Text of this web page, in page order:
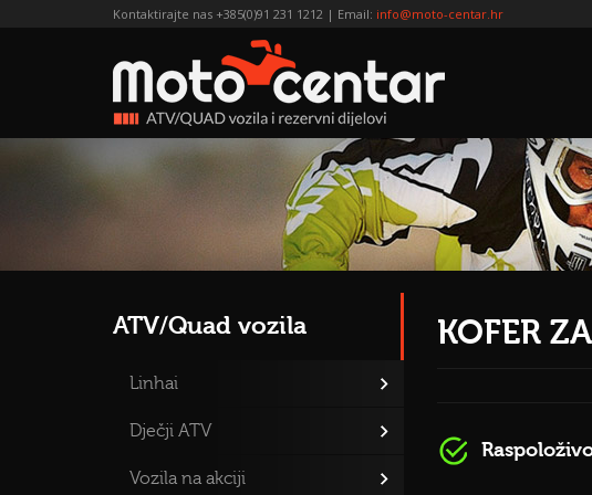
Kontaktirajte nas +385(0)91 231 1212 | Email: info@moto-centar.hr
KOFER
ATV/Quad vozila
Linhai
Dječji ATV
Vozila na akciji